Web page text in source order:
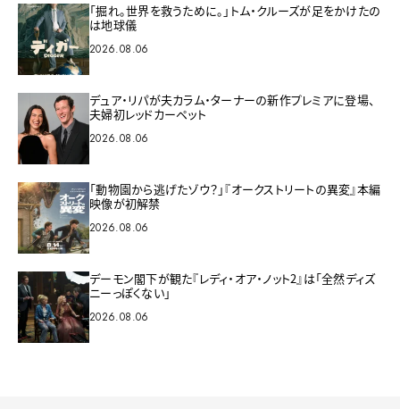
「掘れ。世界を救うために。」トム・クルーズが足をかけたの
は地球儀
2026.08.06
デュア・リパが夫カラム・ターナーの新作プレミアに登場、
夫婦初レッドカーペット
2026.08.06
「動物園から逃げたゾウ？」『オークストリートの異変』本編
映像が初解禁
2026.08.06
デーモン閣下が観た『レディ・オア・ノット2』は「全然ディズ
ニーっぽくない」
2026.08.06